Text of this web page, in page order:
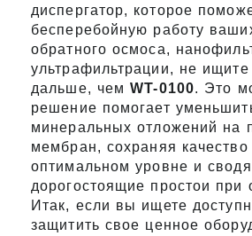
диспергатор, которое
бесперебойную работу
обратного осмоса,
ультрафильтрации, не ищите
дальше, чемWT-0100. Это
решение помогает
минеральных отложений на
мембран, сохраняя
оптимальном уровне и
дорогостоящие простои при
Итак, если вы ищете
защитить свое ценное